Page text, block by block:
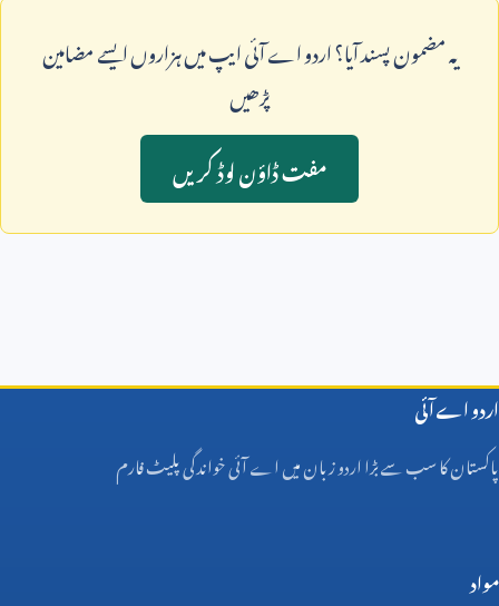
يہ مضمون پسند آيا؟ اردو اے آئی ايپ ميں ہزاروں ايسے مضامين
پڑھيں
مفت ڈاؤن لوڈ کريں
اردو اے آئی
پاکستان کا سب سے بڑا اردو زبان میں اے آئی خواندگی پلیٹ فارم
مواد